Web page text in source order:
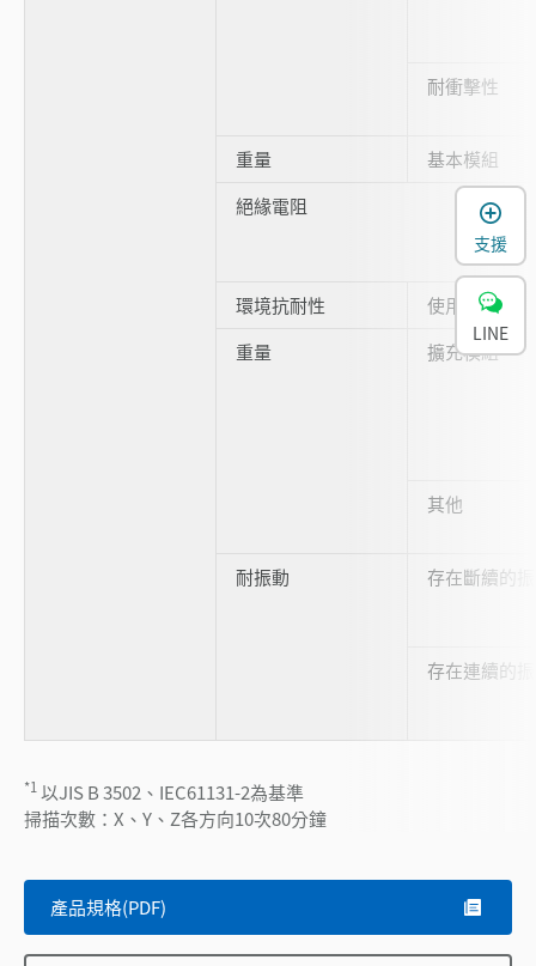
耐衝擊性
重量
基本模組
絕緣電阻
環境抗耐性
使用環境
重量
擴充模組
其他
耐振動 存在斷續的
存在連續的
*1 以JIS B 3502、IEC61131-2為基準
掃描次數：X、Y、Z各方向10次80分鐘
產品規格(PDF)
支援
LINE